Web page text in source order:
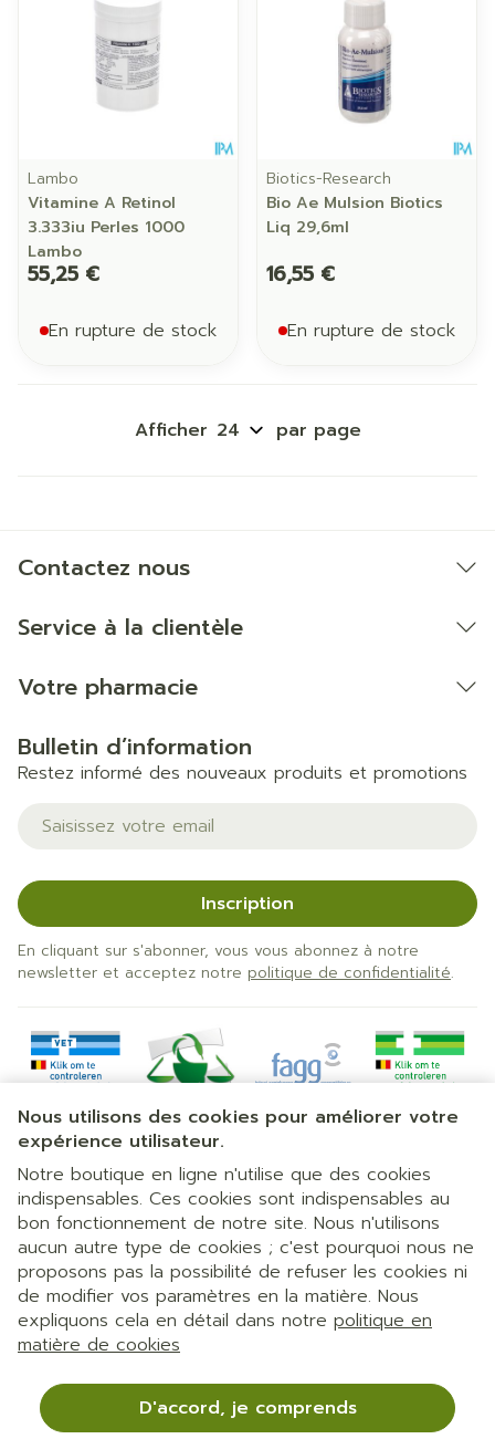
Nous utilisons des cookies pour améliorer votre
expérience utilisateur.
Notre boutique en ligne n'utilise que des cookies
indispensables. Ces cookies sont indispensables au
bon fonctionnement de notre site. Nous n'utilisons
aucun autre type de cookies ; c'est pourquoi nous ne
proposons pas la possibilité de refuser les cookies ni
de modifier vos paramètres en la matière. Nous
expliquons cela en détail dans notre politique en
matière de cookies
D'accord, je comprends
Lambo
Vitamine A Retinol
3.333iu Perles 1000
Lambo
55,25 €
En rupture de stock
Biotics-Research
Bio Ae Mulsion Biotics
Liq 29,6ml
16,55 €
En rupture de stock
Afficher par page
Contactez nous
Service à la clientèle
Votre pharmacie
Bulletin d’information
Restez informé des nouveaux produits et promotions
Adresse mail
Inscription
En cliquant sur s'abonner, vous vous abonnez à notre
newsletter et acceptez notre politique de confidentialité.
Liens légaux